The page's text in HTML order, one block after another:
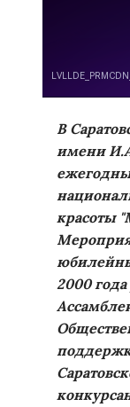
В
имени
красоты
2000